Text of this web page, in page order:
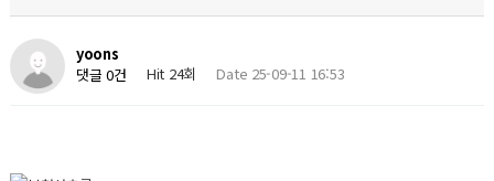
yoons
댓글 0건
Hit 24회 Date 25-09-11 16:53